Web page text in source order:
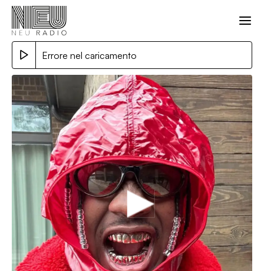
Errore nel caricamento